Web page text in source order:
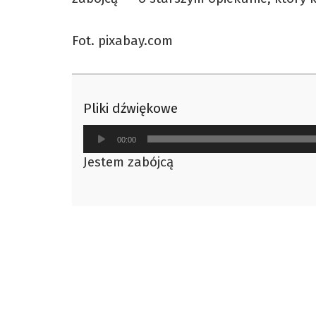
Fot. pixabay.com
Pliki dźwiękowe
Odtwarzacz
plików
dźwiękowych
00:00
Jestem zabójcą